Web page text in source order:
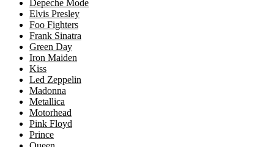
Depeche Mode
Elvis Presley
Foo Fighters
Frank Sinatra
Green Day
Iron Maiden
Kiss
Led Zeppelin
Madonna
Metallica
Motorhead
Pink Floyd
Prince